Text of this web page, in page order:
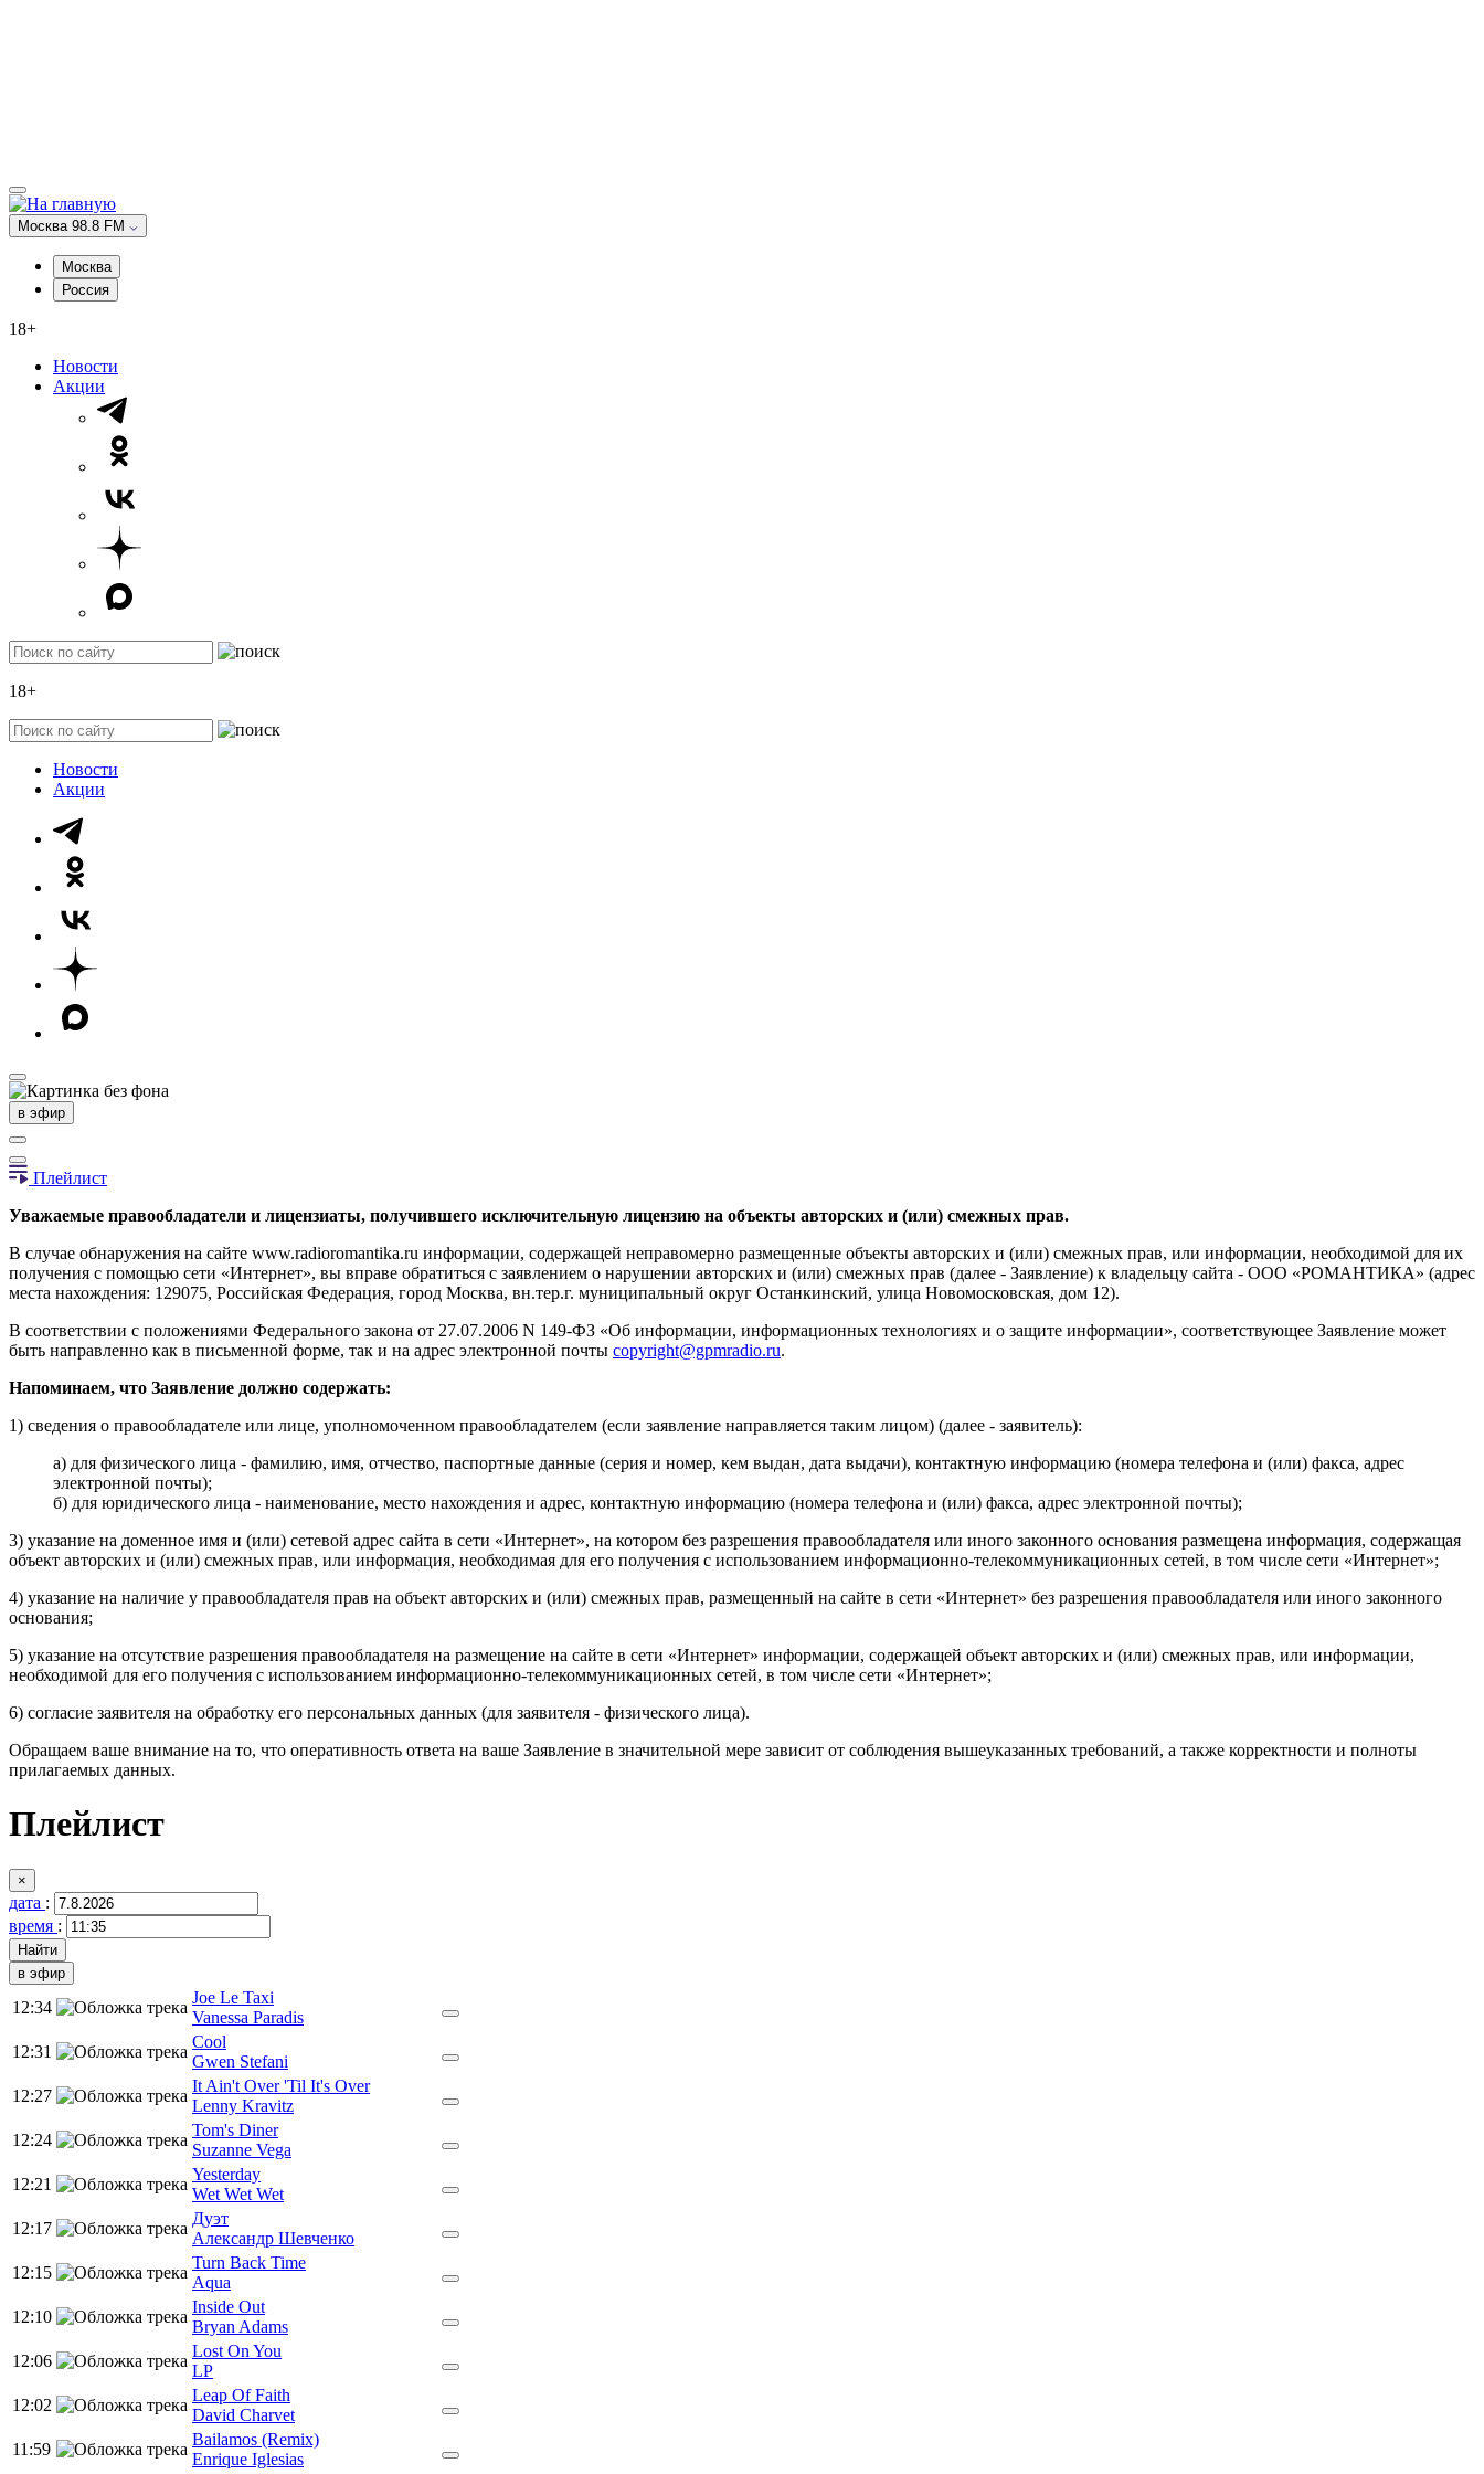
Москва 98.8 FM
Москва
Россия
18+
Новости
Акции
18+
Новости
Акции
в эфир
Плейлист
Уважаемые правообладатели и лицензиаты, получившего исключительную лицензию на объекты авторских и (или) смежных прав.
В случае обнаружения на сайте www.radioromantika.ru информации, содержащей неправомерно размещенные объекты авторских и (или) смежных прав, или информации, необходимой для их
получения с помощью сети «Интернет», вы вправе обратиться с заявлением о нарушении авторских и (или) смежных прав (далее - Заявление) к владельцу сайта - ООО «РОМАНТИКА» (адрес
места нахождения: 129075, Российская Федерация, город Москва, вн.тер.г. муниципальный округ Останкинский, улица Новомосковская, дом 12).
В соответствии с положениями Федерального закона от 27.07.2006 N 149-ФЗ «Об информации, информационных технологиях и о защите информации», соответствующее Заявление может
быть направленно как в письменной форме, так и на адрес электронной почты copyright@gpmradio.ru.
Напоминаем, что Заявление должно содержать:
1) сведения о правообладателе или лице, уполномоченном правообладателем (если заявление направляется таким лицом) (далее - заявитель):
а) для физического лица - фамилию, имя, отчество, паспортные данные (серия и номер, кем выдан, дата выдачи), контактную информацию (номера телефона и (или) факса, адрес
электронной почты);
б) для юридического лица - наименование, место нахождения и адрес, контактную информацию (номера телефона и (или) факса, адрес электронной почты);
3) указание на доменное имя и (или) сетевой адрес сайта в сети «Интернет», на котором без разрешения правообладателя или иного законного основания размещена информация, содержащая
объект авторских и (или) смежных прав, или информация, необходимая для его получения с использованием информационно-телекоммуникационных сетей, в том числе сети «Интернет»;
4) указание на наличие у правообладателя прав на объект авторских и (или) смежных прав, размещенный на сайте в сети «Интернет» без разрешения правообладателя или иного законного
основания;
5) указание на отсутствие разрешения правообладателя на размещение на сайте в сети «Интернет» информации, содержащей объект авторских и (или) смежных прав, или информации,
необходимой для его получения с использованием информационно-телекоммуникационных сетей, в том числе сети «Интернет»;
6) согласие заявителя на обработку его персональных данных (для заявителя - физического лица).
Обращаем ваше внимание на то, что оперативность ответа на ваше Заявление в значительной мере зависит от соблюдения вышеуказанных требований, а также корректности и полноты
прилагаемых данных.
Плейлист
×
дата :
время :
в эфир
12:34
Joe Le Taxi
Vanessa Paradis
12:31
Cool
Gwen Stefani
12:27
It Ain't Over 'Til It's Over
Lenny Kravitz
12:24
Tom's Diner
Suzanne Vega
12:21
Yesterday
Wet Wet Wet
12:17
Дуэт
Александр Шевченко
12:15
Turn Back Time
Aqua
12:10
Inside Out
Bryan Adams
12:06
Lost On You
LP
12:02
Leap Of Faith
David Charvet
11:59
Bailamos (Remix)
Enrique Iglesias